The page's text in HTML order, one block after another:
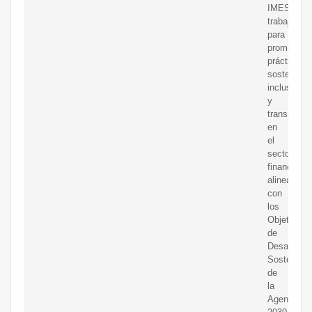
IMESFAC
trabajarán
para
promover
prácticas
inclusivas
y
en
el
sector
financiero,
alineadas
con
los
Objetivos
de
Desarrollo
Sostenible
de
la
Agenda